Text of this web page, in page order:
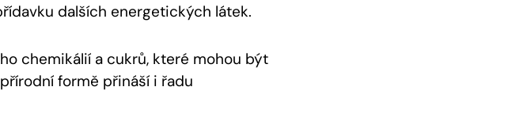
dalších energetických látek.
chemikálií a cukrů, které mohou být
formě přináší i řadu